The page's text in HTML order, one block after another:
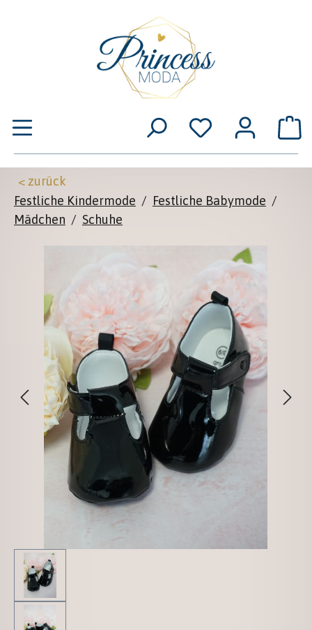
< zurück
Festliche Kindermode / Festliche Babymode /
Mädchen / Schuhe